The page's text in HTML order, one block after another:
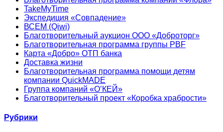
TakeMyTime
Экспедиция «Совпадение»
ВСЕМ (Qiwi)
Благотворительный аукцион ООО «Доброторг»
Благотворительная программа группы PBF
Карта «Добро» ОТП банка
Доставка жизни
Благотворительная программа помощи детям
компании QuickMADE
Группа компаний «О’КЕЙ»
Благотворительный проект «Коробка храбрости»
Рубрики